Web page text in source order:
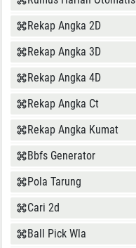
Rekap Angka 2D
Rekap Angka 3D
Rekap Angka 4D
Rekap Angka Ct
Rekap Angka Kumat
Bbfs Generator
Pola Tarung
Cari 2d
Ball Pick Wla